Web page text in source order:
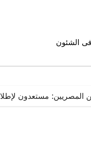
الشئون
المصريين: مستعدون